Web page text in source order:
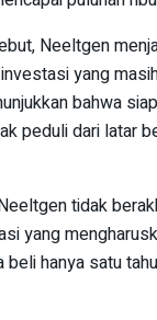
Neeltgen
yang
bahwa
peduli dari latar
tidak
yang
beli hanya satu